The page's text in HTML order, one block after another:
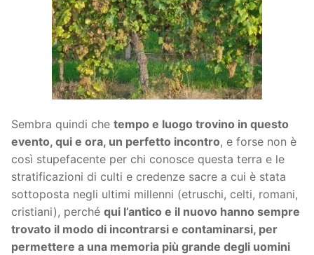
Sembra quindi che tempo e luogo trovino in questo
evento, qui e ora, un perfetto incontro, e forse non è
così stupefacente per chi conosce questa terra e le
stratificazioni di culti e credenze sacre a cui è stata
sottoposta negli ultimi millenni (etruschi, celti, romani,
cristiani), perché qui l’antico e il nuovo hanno sempre
trovato il modo di incontrarsi e contaminarsi, per
permettere a una memoria più grande degli uomini